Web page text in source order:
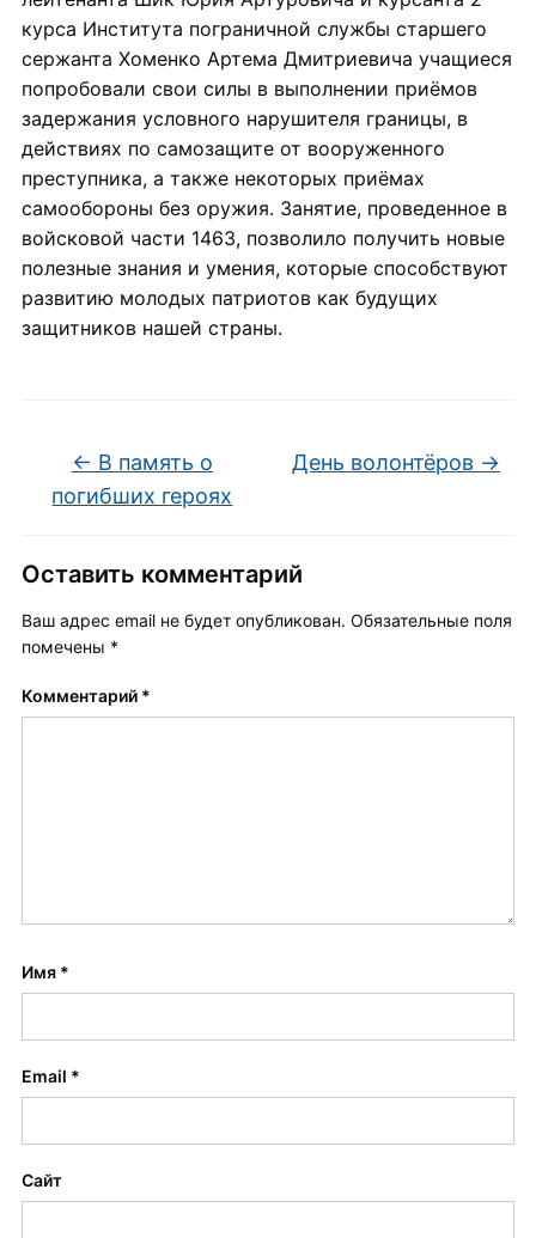
курса Института пограничной службы старшего
сержанта Хоменко Артема Дмитриевича учащиеся
попробовали свои силы в выполнении приёмов
задержания условного нарушителя границы, в
действиях по самозащите от вооруженного
преступника, а также некоторых приёмах
самообороны без оружия. Занятие, проведенное в
войсковой части 1463, позволило получить новые
полезные знания и умения, которые способствуют
развитию молодых патриотов как будущих
защитников нашей страны.
← В память о
погибших героях
День волонтёров →
Оставить комментарий
Ваш адрес email не будет опубликован. Обязательные поля
помечены *
Комментарий *
Имя *
Email *
Сайт